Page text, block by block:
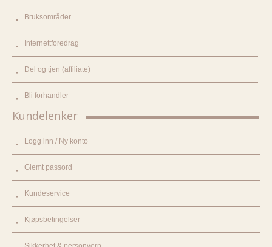
Bruksområder
Internettforedrag
Del og tjen (affiliate)
Bli forhandler
Kundelenker
Logg inn / Ny konto
Glemt passord
Kundeservice
Kjøpsbetingelser